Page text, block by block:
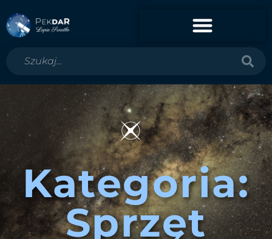
Kategoria:
Sprzęt